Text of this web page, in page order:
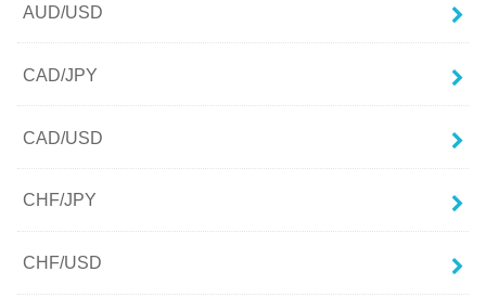
AUD/USD
CAD/JPY
CAD/USD
CHF/JPY
CHF/USD